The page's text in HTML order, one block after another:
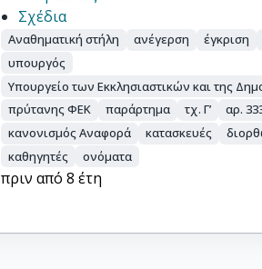
Σχέδια
Αναθηματική στήλη ανέγερση έγκριση
υπουργός
Υπουργείο των Εκκλησιαστικών και της
πρύτανης ΦΕΚ
παράρτημα τχ. Γ’ αρ.
κανονισμός Αναφορά
κατασκευές
καθηγητές
ονόματα
πριν από 8 έτη